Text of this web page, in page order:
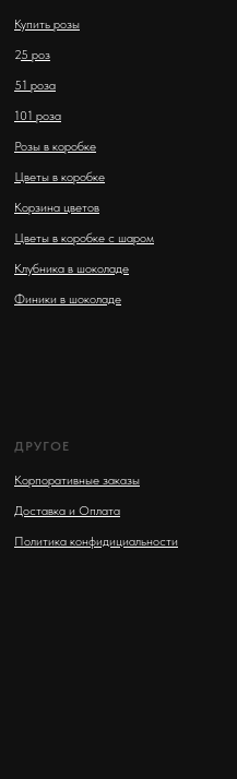
Купить розы
25 роз
51 роза
101 роза
Розы в коробке
Цветы в коробке
Корзина цветов
Цветы в коробке с шаром
Клубника в шоколаде
Финики в шоколаде
ДРУГОЕ
Корпоративные заказы
Доставка и Оплата
Политика конфидициальности